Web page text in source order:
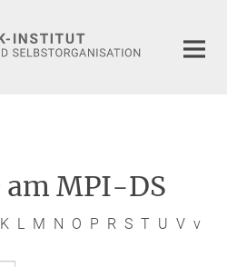
MPI-DS
K L M N O P R S T U V v